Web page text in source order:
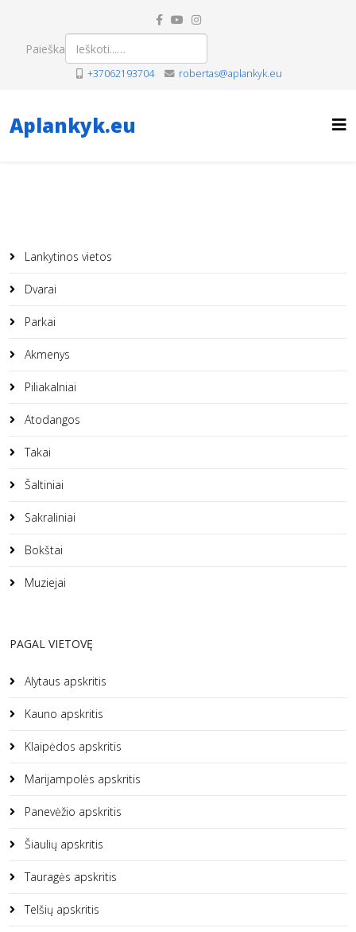
Paieška
+37062193704 robertas@aplankyk.eu
Aplankyk.eu
Lankytinos vietos
Dvarai
Parkai
Akmenys
Piliakalniai
Atodangos
Takai
Šaltiniai
Sakraliniai
Bokštai
Muziejai
PAGAL VIETOVĘ
Alytaus apskritis
Kauno apskritis
Klaipėdos apskritis
Marijampolės apskritis
Panevėžio apskritis
Šiaulių apskritis
Tauragės apskritis
Telšių apskritis